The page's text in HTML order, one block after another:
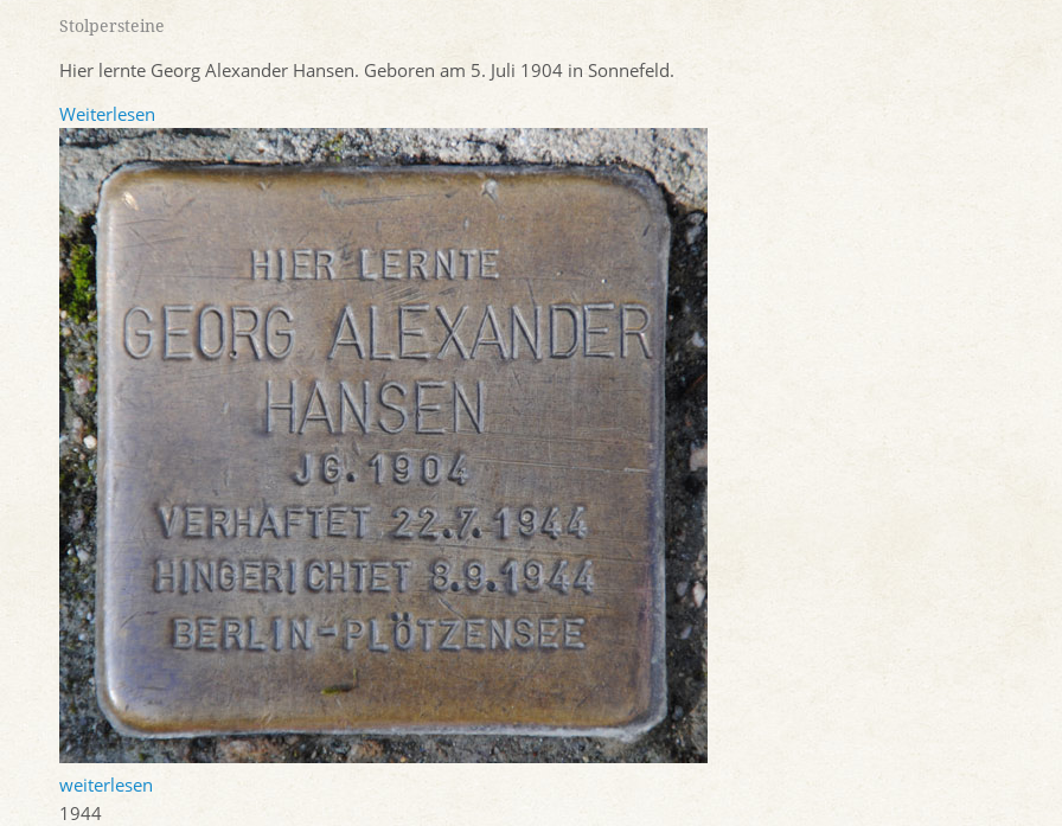
Stolpersteine
Hier lernte Georg Alexander Hansen. Geboren am 5. Juli 1904 in Sonnefeld.
Weiterlesen
weiterlesen
1944